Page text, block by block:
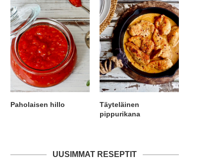
Paholaisen hillo
Täyteläinen
pippurikana
UUSIMMAT RESEPTIT